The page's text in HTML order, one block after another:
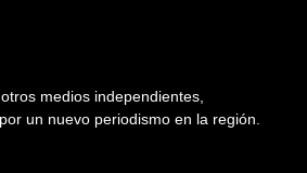
medios independientes,
un nuevo periodismo en la región.